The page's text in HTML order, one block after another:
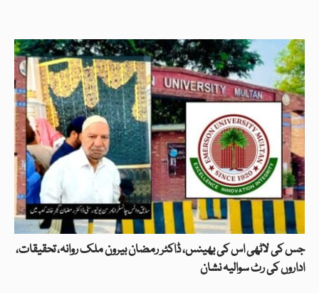
جس کی لاٹھی اس کی بھینس، ڈاکٹر رمضان بیرون ملک روانہ، تحقیقات،
اداروں کی رٹ سوالیہ نشان